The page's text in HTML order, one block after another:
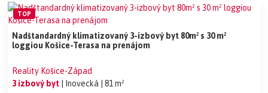
Nadštandardný klimatizovaný 3-izbový byt 80m² s 30 m²
loggiou Košice-Terasa na prenájom
Reality Košice-Západ
3 izbový byt
| Inovecká | 81 m²
TOP